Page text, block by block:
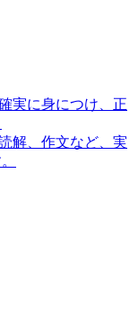
実に身につけ、正
解、作文など、実